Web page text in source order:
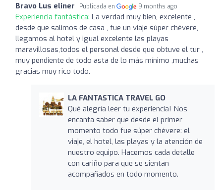
Bravo Lus eliner Publicada en 9 months ago
Experiencia fantástica: La verdad muy bien, excelente ,
desde que salimos de casa , fue un viaje súper chévere,
llegamos al hotel y igual excelente las playas
maravillosas,todos el personal desde que obtuve el tur ,
muy pendiente de todo asta de lo más mínimo ,muchas
gracias muy rico todo.
LA FANTASTICA TRAVEL GO
Qué alegría leer tu experiencia! Nos
encanta saber que desde el primer
momento todo fue súper chévere: el
viaje, el hotel, las playas y la atención de
nuestro equipo. Hacemos cada detalle
con cariño para que se sientan
acompañados en todo momento.